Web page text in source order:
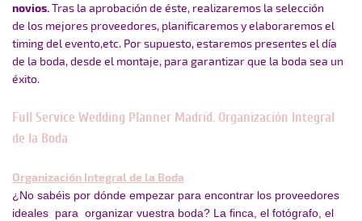
novios.Tras la aprobación de éste, realizaremos la selección
de los mejores proveedores, planificaremos y elaboraremos el
timing del evento,etc. Por supuesto, estaremos presentes el día
de la boda, desde el montaje, para garantizar que la boda sea un
éxito.
Full Service Wedding Planner Madrid. Organización Integral
de la Boda
Organización Integral de la Boda
¿No sabéis por dónde empezar para encontrar los proveedores
ideales para organizar vuestra boda? La finca, el fotógrafo, el